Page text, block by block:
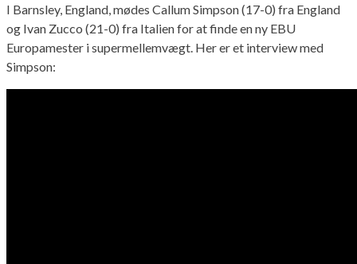
I Barnsley, England, mødes Callum Simpson (17-0) fra England
og Ivan Zucco (21-0) fra Italien for at finde en ny EBU
Europamester i supermellemvægt. Her er et interview med
Simpson: